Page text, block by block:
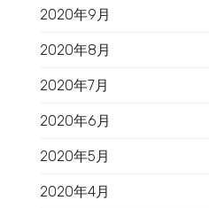
2020年9月
2020年8月
2020年7月
2020年6月
2020年5月
2020年4月